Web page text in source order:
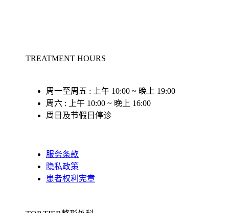
TREATMENT HOURS
周一至周五 : 上午 10:00 ~ 晚上 19:00
周六 : 上午 10:00 ~ 晚上 16:00
周日及节假日停诊
服务条款
隐私政策
患者权利宪章